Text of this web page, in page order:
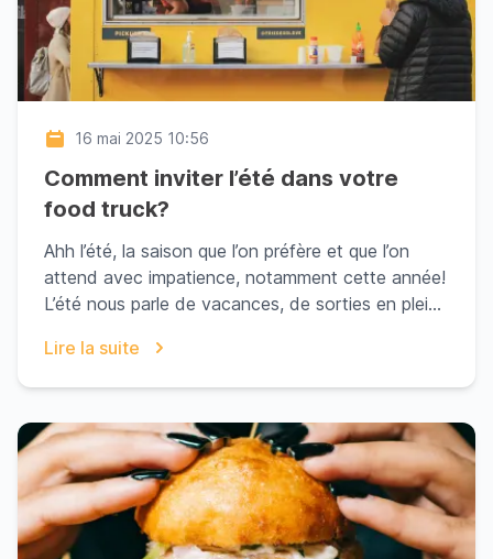
16 mai 2025 10:56
Comment inviter l’été dans votre
food truck?
Ahh l’été, la saison que l’on préfère et que l’on
attend avec impatience, notamment cette année!
L’été nous parle de vacances, de sorties en plein
Lire la suite